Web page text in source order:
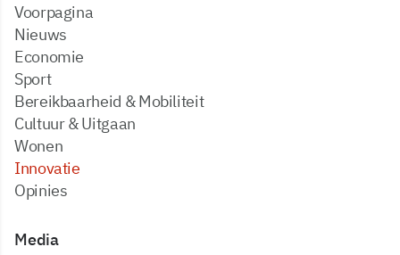
Voorpagina
Nieuws
Economie
Sport
Bereikbaarheid & Mobiliteit
Cultuur & Uitgaan
Wonen
Innovatie
Opinies
Media